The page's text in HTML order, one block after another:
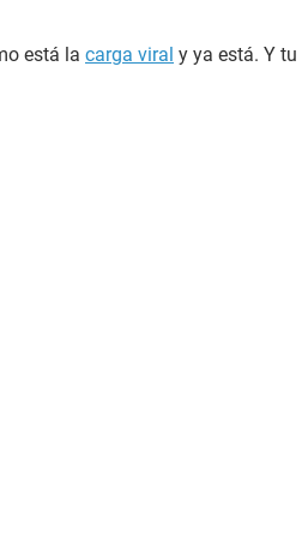
está la carga viral y ya está. Y tu